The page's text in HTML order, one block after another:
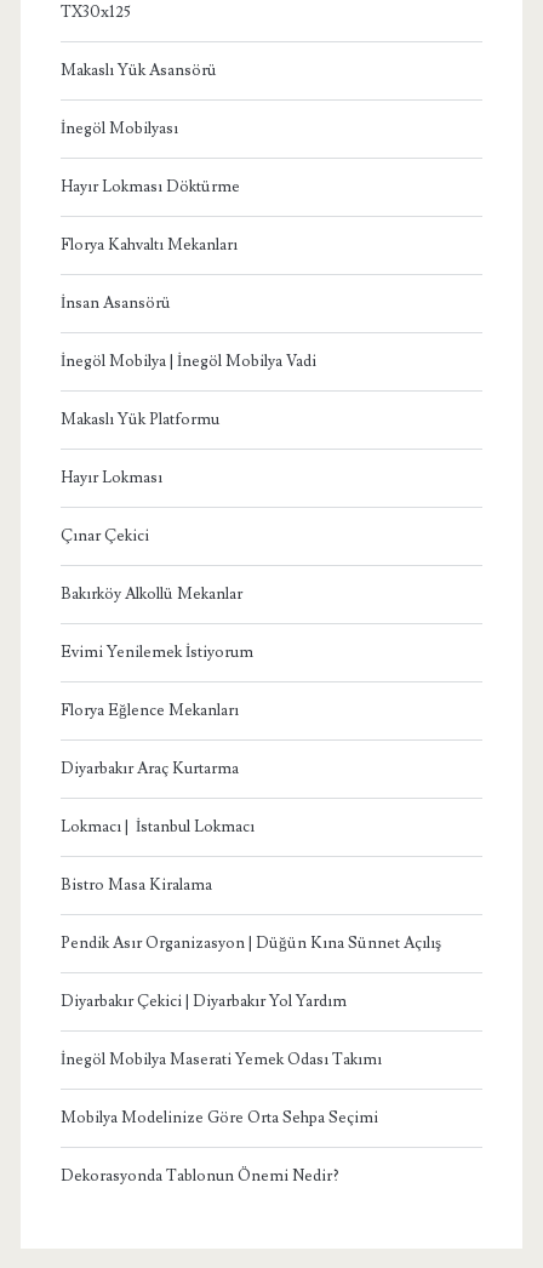
TX30x125
Makaslı Yük Asansörü
İnegöl Mobilyası
Hayır Lokması Döktürme
Florya Kahvaltı Mekanları
İnsan Asansörü
İnegöl Mobilya | İnegöl Mobilya Vadi
Makaslı Yük Platformu
Hayır Lokması
Çınar Çekici
Bakırköy Alkollü Mekanlar
Evimi Yenilemek İstiyorum
Florya Eğlence Mekanları
Diyarbakır Araç Kurtarma
Lokmacı | İstanbul Lokmacı
Bistro Masa Kiralama
Pendik Asır Organizasyon | Düğün Kına Sünnet Açılış
Diyarbakır Çekici | Diyarbakır Yol Yardım
İnegöl Mobilya Maserati Yemek Odası Takımı
Mobilya Modelinize Göre Orta Sehpa Seçimi
Dekorasyonda Tablonun Önemi Nedir?